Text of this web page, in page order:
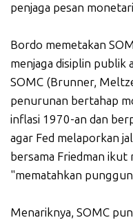
penjaga pesan
Bordo memetakan
menjaga disiplin publik
SOMC (Brunner,
penurunan bertahap
inflasi 1970-an dan
agar Fed melaporkan
bersama Friedman
"mematahkan
Menariknya, SOMC